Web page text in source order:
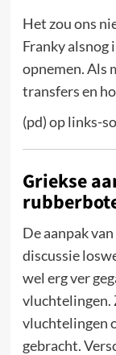
Het zou ons
Franky alsnog
opnemen. Als
transfers en
(pd) op links-
Griekse
De aanpak
discussie
wel erg ver
vluchtelingen.
vluchtelingen
gebracht.